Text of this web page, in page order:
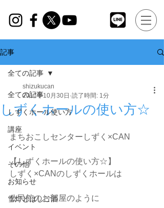
記事
全ての記事
しずくホール使い方
講座
イベント
その他
お知らせ
雪灯とはしご酒
全ての記事
しずくホールの使い方☆
shizukucan
2017年10月30日 読了時間: 1分
まちおこしセンターしずく×CAN
【しずくホールの使い方☆】
しずく×CANのしずくホールは
公民館のお部屋のように